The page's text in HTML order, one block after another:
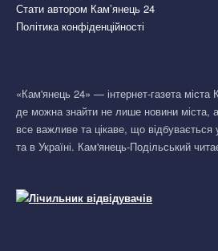
Стати автором Кам’янець 24
Політика конфіденційності
«Кам'янець 24» — інтернет-газета міста
де можна знайти не лише новини міста,
все важливе та цікаве, що відбувається
та в Україні. Кам'янець-Подільський